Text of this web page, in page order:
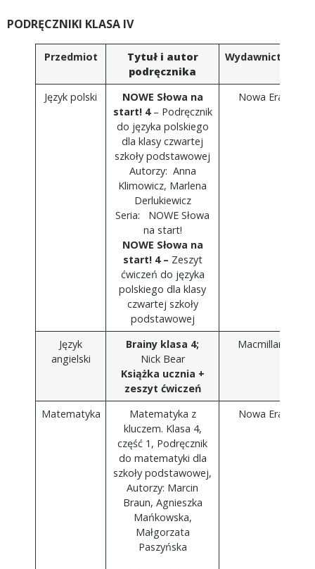
PODRĘCZNIKI KLASA IV
Przedmiot
Tytuł i autor
podręcznika
Wydawnictwo
Język polski
NOWE Słowa na
start! 4– Podręcznik
do języka polskiego
dla klasy czwartej
szkoły podstawowej
Autorzy: Anna
Klimowicz, Marlena
Derlukiewicz
Seria: NOWE Słowa
na start!
NOWE Słowa na
start! 4 – Zeszyt
ćwiczeń do języka
polskiego dla klasy
czwartej szkoły
podstawowej
Nowa Era
Język
angielski
Brainy klasa 4;
Nick Bear
Książka ucznia +
zeszyt ćwiczeń
Macmillan
Matematyka
Matematyka z
kluczem. Klasa 4,
część 1, Podręcznik
do matematyki dla
szkoły podstawowej,
Autorzy: Marcin
Braun, Agnieszka
Mańkowska,
Małgorzata
Paszyńska
Nowa Era